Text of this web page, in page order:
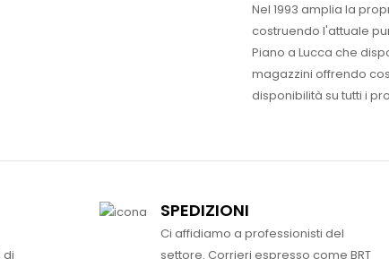
Nel 1993 amplia la
costruendo l'attuale
Piano a Lucca che
magazzini offrendo
disponibilità su tutti i
di
SPEDIZIONI
Ci affidiamo a professionisti del
settore. Corrieri espresso come BRT